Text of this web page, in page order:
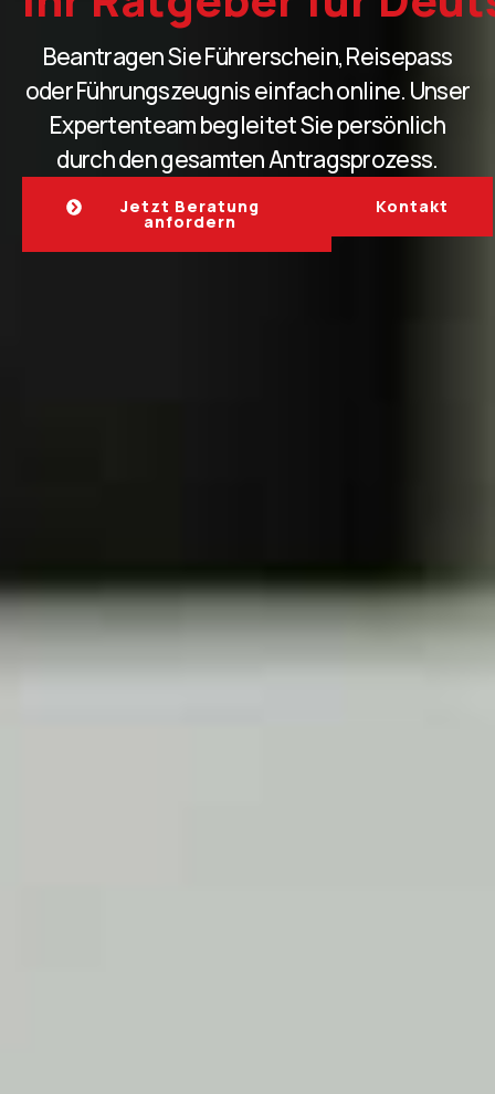
Beantragen Sie Führerschein, Reisepass
oder Führungszeugnis einfach online. Unser
Expertenteam begleitet Sie persönlich
durch den gesamten Antragsprozess.
Jetzt Beratung
anfordern
Kontakt